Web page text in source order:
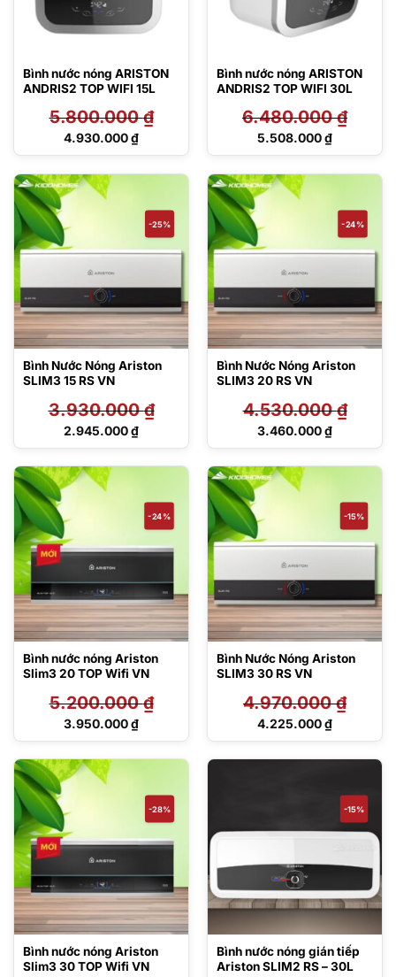
Bình nước nóng ARISTON
ANDRIS2 TOP WIFI 15L
5.800.000₫
Giá
5.800.000 ₫.
4.930.000₫
Giá
tại
là:
4.930.000 ₫.
Bình nước nóng ARISTON
ANDRIS2 TOP WIFI 30L
6.480.000₫
Giá
6.480.000 ₫.
5.508.000₫
Giá
tại
là:
5.508.000 ₫.
-25%
Bình Nước Nóng Ariston
SLIM3 15 RS VN
3.930.000₫
Giá
3.930.000 ₫.
2.945.000₫
Giá
tại
là:
2.945.000 ₫.
-24%
Bình Nước Nóng Ariston
SLIM3 20 RS VN
4.530.000₫
Giá
4.530.000 ₫.
3.460.000₫
Giá
tại
là:
3.460.000 ₫.
-24%
Bình nước nóng Ariston
Slim3 20 TOP Wifi VN
5.200.000₫
Giá
5.200.000 ₫.
3.950.000₫
Giá
tại
là:
3.950.000 ₫.
-15%
Bình Nước Nóng Ariston
SLIM3 30 RS VN
4.970.000₫
Giá
4.970.000 ₫.
4.225.000₫
Giá
4.225.000 ₫.
-28%
Bình nước nóng Ariston
Slim3 30 TOP Wifi VN
-15%
Bình nước nóng gián tiếp
Ariston SLIM2 RS – 30L